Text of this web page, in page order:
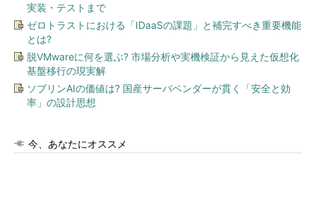
実装・テストまで
ゼロトラストにおける「IDaaSの課題」と補完すべき重要機能
とは?
脱VMwareに何を選ぶ? 市場分析や実機検証から見えた仮想化
基盤移行の現実解
ソブリンAIの価値は? 国産サーバベンダーが貫く「安全と効
率」の設計思想
今、あなたにオススメ